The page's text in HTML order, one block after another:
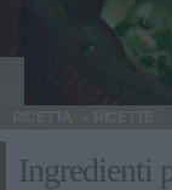
RICETTA
Ingredienti